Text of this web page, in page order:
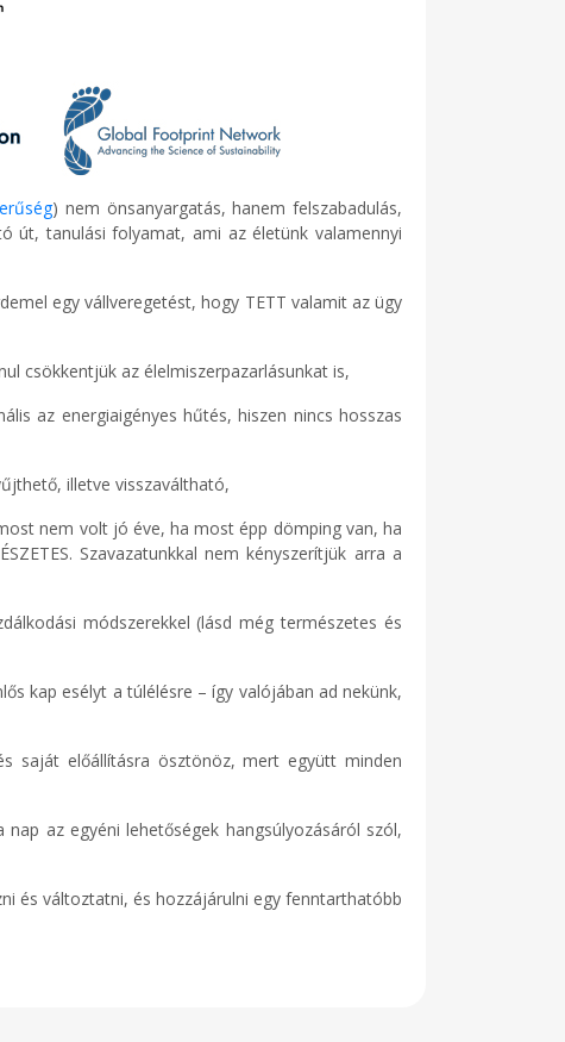
) nem önsanyargatás, hanem felszabadulás,
út, tanulási folyamat, ami az életünk valamennyi
egy vállveregetést, hogy TETT valamit az ügy
csökkentjük az élelmiszerpazarlásunkat is,
az energiaigényes hűtés, hiszen nincs hosszas
illetve visszaváltható,
nem volt jó éve, ha most épp dömping van, ha
Szavazatunkkal nem kényszerítjük arra a
módszerekkel (lásd még természetes és
kap esélyt a túlélésre – így valójában ad nekünk,
saját előállításra ösztönöz, mert együtt minden
az egyéni lehetőségek hangsúlyozásáról szól,
és változtatni, és hozzájárulni egy fenntarthatóbb